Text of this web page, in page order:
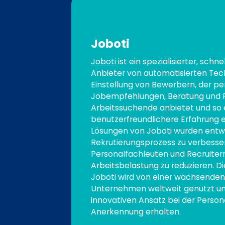
Joboti
Jobotiist ein spezialisierter,
Anbieter von automatisierten
Einstellung von Bewerbern, der
Jobempfehlungen, Beratung und
Arbeitssuchende anbietet und so
benutzerfreundlichere Erfahrung
Lösungen von Joboti wurden
Rekrutierungsprozess zu
Personalfachleuten und
Arbeitsbelastung zu reduzieren.
Joboti wird von einer
Unternehmen weltweit genutzt
innovativen Ansatz bei der
Anerkennung erhalten.